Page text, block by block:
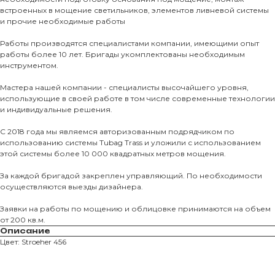
встроенных в мощение светильников, элементов ливневой системы
и прочие необходимые работы
Работы производятся специалистами компании, имеющими опыт
работы более 10 лет. Бригады укомплектованы необходимым
инструментом.
Мастера нашей компании - специалисты высочайшего уровня,
использующие в своей работе в том числе современные технологии
и индивидуальные решения.
С 2018 года мы являемся авторизованным подрядчиком по
использованию системы Tubag Trass и уложили с использованием
этой системы более 10 000 квадратных метров мощения.
За каждой бригадой закреплен управляющий. По необходимости
осуществляются выезды дизайнера.
Заявки на работы по мощению и облицовке принимаются на объем
от 200 кв.м.
Описание
Цвет: Stroeher 456
ПОМОЩЬ
Навесы,
Фасадные